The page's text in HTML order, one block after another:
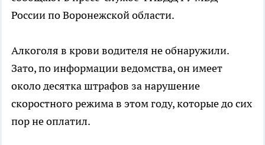
России по Воронежской области.
Алкоголя в крови водителя не обнаружили.
Зато, по информации ведомства, он имеет
около десятка штрафов за нарушение
скоростного режима в этом году, которые до сих
пор не оплатил.